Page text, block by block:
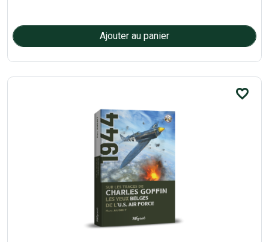
favorite_border